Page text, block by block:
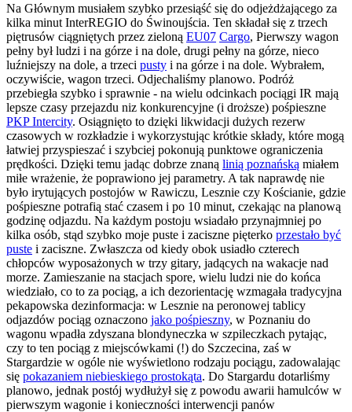
Na Głównym musiałem szybko przesiąść się do odjeżdżającego za
kilka minut InterREGIO do Świnoujścia. Ten składał się z trzech
piętrusów ciągniętych przez zieloną EU07 Cargo, Pierwszy wagon
pełny był ludzi i na górze i na dole, drugi pełny na górze, nieco
luźniejszy na dole, a trzeci pusty i na górze i na dole. Wybrałem,
oczywiście, wagon trzeci. Odjechaliśmy planowo. Podróż
przebiegła szybko i sprawnie - na wielu odcinkach pociągi IR mają
lepsze czasy przejazdu niz konkurencyjne (i droższe) pośpieszne
PKP Intercity. Osiągnięto to dzięki likwidacji dużych rezerw
czasowych w rozkładzie i wykorzystując krótkie składy, które mogą
łatwiej przyspieszać i szybciej pokonują punktowe ograniczenia
prędkości. Dzięki temu jadąc dobrze znaną linią poznańską miałem
miłe wrażenie, że poprawiono jej parametry. A tak naprawdę nie
było irytujących postojów w Rawiczu, Lesznie czy Kościanie, gdzie
pośpieszne potrafią stać czasem i po 10 minut, czekając na planową
godzinę odjazdu. Na każdym postoju wsiadało przynajmniej po
kilka osób, stąd szybko moje puste i zaciszne pięterko przestało być
puste i zaciszne. Zwłaszcza od kiedy obok usiadło czterech
chłopców wyposażonych w trzy gitary, jadących na wakacje nad
morze. Zamieszanie na stacjach spore, wielu ludzi nie do końca
wiedziało, co to za pociąg, a ich dezorientację wzmagała tradycyjna
pekapowska dezinformacja: w Lesznie na peronowej tablicy
odjazdów pociąg oznaczono jako pośpieszny, w Poznaniu do
wagonu wpadła zdyszana blondyneczka w szpileczkach pytając,
czy to ten pociąg z miejscówkami (!) do Szczecina, zaś w
Stargardzie w ogóle nie wyświetlono rodzaju pociągu, zadowalając
się pokazaniem niebieskiego prostokąta. Do Stargardu dotarliśmy
planowo, jednak postój wydłużył się z powodu awarii hamulców w
pierwszym wagonie i konieczności interwencji panów